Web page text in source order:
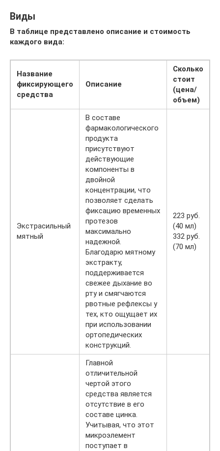
Виды
В таблице представлено описание и стоимость
каждого вида:
Название
фиксирующего
средства
Описание
Сколько
стоит
(цена/
объем)
Экстрасильный
мятный
В составе
фармакологического
продукта
присутствуют
действующие
компоненты в
двойной
концентрации, что
позволяет сделать
фиксацию временных
протезов
максимально
надежной.
Благодарю мятному
экстракту,
поддерживается
свежее дыхание во
рту и смягчаются
рвотные рефлексы у
тех, кто ощущает их
при использовании
ортопедических
конструкций.
223 руб.
(40 мл)
332 руб.
(70 мл)
Главной
отличительной
чертой этого
средства является
отсутствие в его
составе цинка.
Учитывая, что этот
микроэлемент
поступает в